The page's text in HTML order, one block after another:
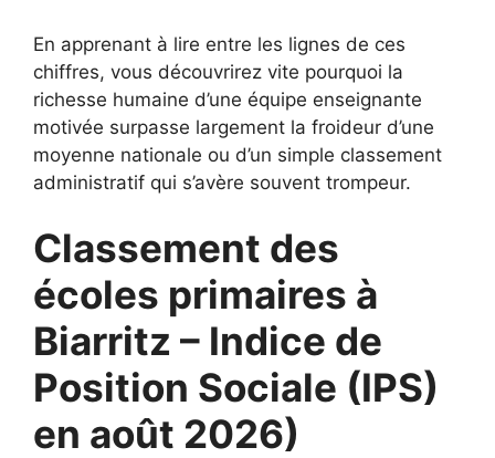
En apprenant à lire entre les lignes de ces
chiffres, vous découvrirez vite pourquoi la
richesse humaine d’une équipe enseignante
motivée surpasse largement la froideur d’une
moyenne nationale ou d’un simple classement
administratif qui s’avère souvent trompeur.
Classement des
écoles primaires à
Biarritz – Indice de
Position Sociale (IPS)
en août 2026)